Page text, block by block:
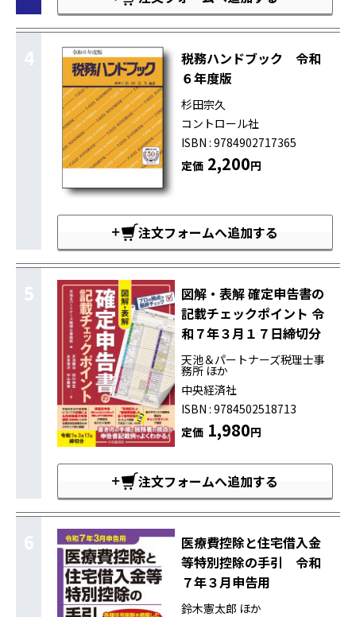
4
税務ハンドブック 令和
６年度版
杉田宗久
コントロール社
ISBN : 9784902717365
定価2,200円
注文フォームへ追加する
5
図解・表解 確定申告書の
記載チェックポイント 令
和７年３月１７日締切分
天池＆パートナーズ税理士事
務所 ほか
中央経済社
ISBN : 9784502518713
定価1,980円
注文フォームへ追加する
6
医療費控除と住宅借入金
等特別控除の手引 令和
７年３月申告用
鈴木憲太郎 ほか